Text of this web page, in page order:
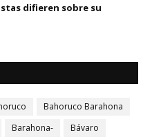
difieren sobre su
Bahoruco Barahona
Barahona-
Bávaro